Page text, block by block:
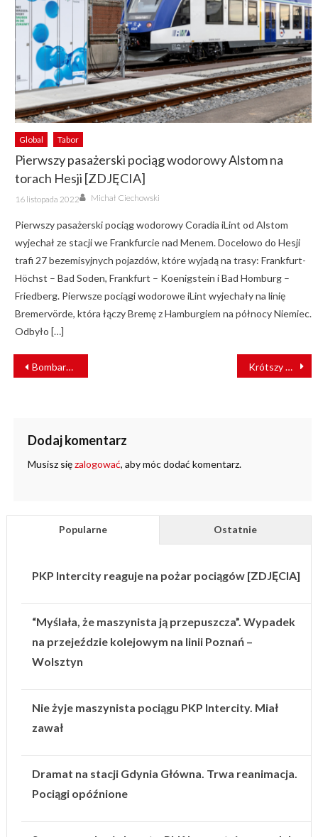
Global Tabor
Pierwszy pasażerski pociąg wodorowy Alstom na
torach Hesji [ZDJĘCIA]
Posted
on
16 listopada 2022 Author
Michał Ciechowski
Pierwszy pasażerski pociąg wodorowy Coradia iLint od Alstom
wyjechał ze stacji we Frankfurcie nad Menem. Docelowo do Hesji
trafi 27 bezemisyjnych pojazdów, które wyjadą na trasy: Frankfurt-
Höchst – Bad Soden, Frankfurt – Koenigstein i Bad Homburg –
Friedberg. Pierwsze pociągi wodorowe iLint wyjechały na linię
Bremervörde, która łączy Bremę z Hamburgiem na północy Niemiec.
Odbyło […]
NAWIGACJA
WPISU
Bombardier dostarczy do Berlina 117 tramwajów Krótszy okres umowy i brak nowego taboru. PKP SKM Trójmiasto z nowym kontraktem
Dodaj komentarz
Musisz sięzalogować, aby móc dodać komentarz.
Popularne Ostatnie
PKP Intercity reaguje na pożar pociągów [ZDJĘCIA]
“Myślała, że maszynista ją przepuszcza”. Wypadek
na przejeździe kolejowym na linii Poznań –
Wolsztyn
Nie żyje maszynista pociągu PKP Intercity. Miał
zawał
Dramat na stacji Gdynia Główna. Trwa reanimacja.
Pociągi opóźnione